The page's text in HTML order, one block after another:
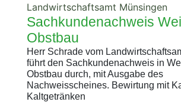
Landwirtschaftsamt Münsingen
Sachkundenachweis
Obstbau
Herr Schrade vom
führt den Sachkundenachweis in
Obstbau durch, mit Ausgabe des
Nachweisscheines. Bewirtung mit
Kaltgetränken